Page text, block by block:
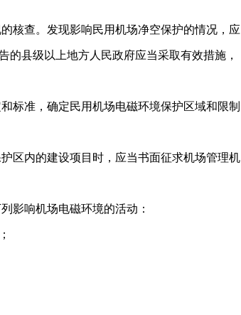
核查。发现影响民用机场净空保护的情况，应
县级以上地方人民政府应当采取有效措施，
标准，确定民用机场电磁环境保护区域和限制
区内的建设项目时，应当书面征求机场管理机
影响机场电磁环境的活动：